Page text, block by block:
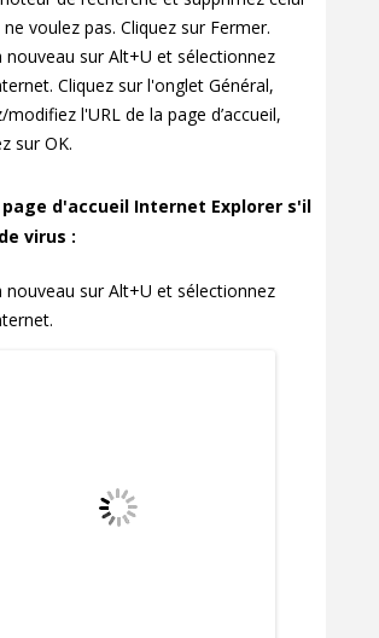
voulez pas. Cliquez sur Fermer.
nouveau sur Alt+U et sélectionnez
Cliquez sur l'onglet Général,
l'URL de la page d’accueil,
sur OK.
page d'accueil Internet Explorer s'il
virus :
nouveau sur Alt+U et sélectionnez